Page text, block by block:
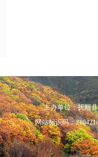
主办单位：抚顺
网站标识码：